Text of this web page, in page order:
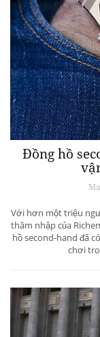
Đồng hồ
Với hơn một triệu
thâm nhập của
hồ second-hand đã
chơi